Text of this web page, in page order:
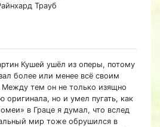
Трауб
Кушей ушёл из оперы, потому
более или менее всё своим
Между тем он не только изящно
оригинала, но и умел пугать, как
в Граце я думал, что вслед
мир тоже обрушился в